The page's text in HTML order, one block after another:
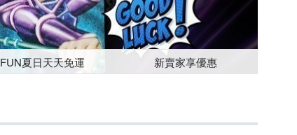
FUN夏日天天免運 新賣家享優惠